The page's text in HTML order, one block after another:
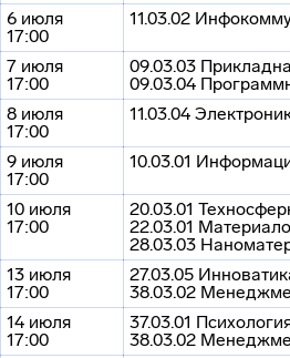
6 июля
17:00
11.03.02
7 июля
17:00
09.03.03
09.03.04
8 июля
17:00
11.03.04
9 июля
17:00
10.03.01
10 июля
17:00
20.03.01
22.03.01
28.03.03
13 июля
17:00
27.03.05
38.03.02
14 июля
17:00
37.03.01
38.03.02